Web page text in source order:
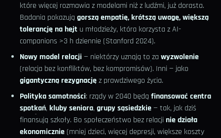
które więcej rozmawia z modelami niż z ludźmi, już dorasta.
Badania pokazują gorszą empatię, krótszą uwagę, większą
tolerancję na hejt u młodzieży, która korzysta z AI-
companions >3 h dziennie (Stanford 2024).
Nowy model relacji — niektórzy uznają to za wyzwolenie
(relacja bez konfliktów, bez kompromisów). Inni — jako
gigantyczną rezygnacjęz prawdziwego życia.
Polityka samotności: rządy w 2040 będą finansować centra
spotkań, kluby seniora, grupy sąsiedzkie— tak, jak dziś
finansują szkoły. Bo społeczeństwo bez relacji nie działa
ekonomicznie (mniej dzieci, więcej depresji, większe koszty